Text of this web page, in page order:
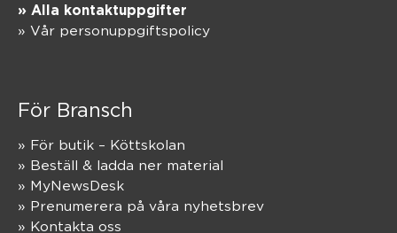
» Alla kontaktuppgifter
» Vår personuppgiftspolicy
För Bransch
» För butik – Köttskolan
» Beställ & ladda ner material
» MyNewsDesk
» Prenumerera på våra nyhetsbrev
» Kontakta oss